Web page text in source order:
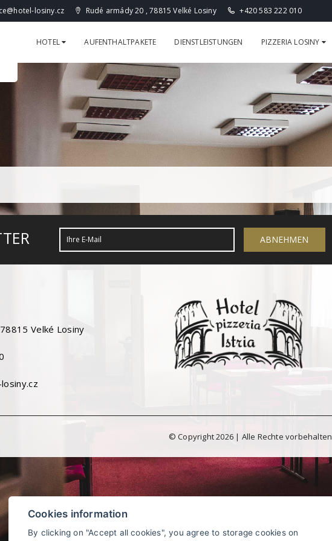
losiny.cz Rudé armády 20 , 78815 Velké Losiny +420 583 222 010
HOTEL AUFENTHALTPAKETE DIENSTLEISTUNGEN PIZZERIA LOSINY
Velké Losiny
© Copyright 2026 | Alle Rechte vorbehalten
Cookies information
By clicking on "Accept all cookies", you agree to storage cookies on